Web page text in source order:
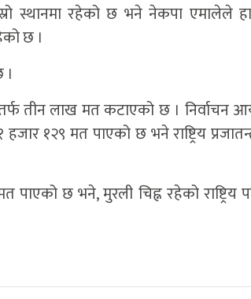
स्थानमा रहेको छ भने नेकपा एमालेले
छ ।
तीन लाख मत कटाएको छ । निर्वाचन
मत पाएको छ भने राष्ट्रिय
छ भने, मुरली चिह्न रहेको राष्ट्रिय